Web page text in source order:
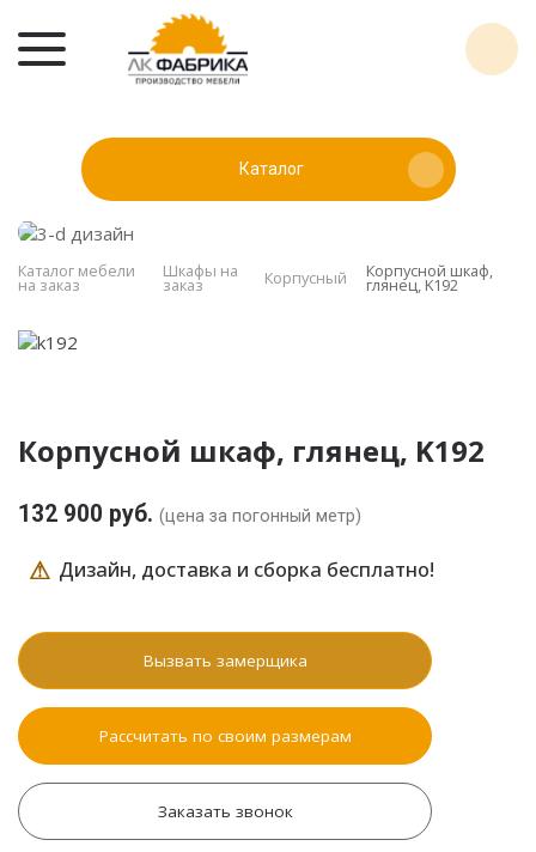
Каталог
Каталог мебели
на заказ
Шкафы на
заказ Корпусный Корпусной шкаф,
глянец, K192
Корпусной шкаф, глянец, K192
132 900 руб. (цена за погонный метр)
⚠ Дизайн, доставка и сборка бесплатно!
Вызвать замерщика
Рассчитать по своим размерам
Заказать звонок